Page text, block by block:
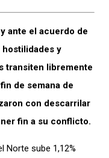
ante el acuerdo de
hostilidades y
transiten libremente
de semana de
con descarrilar
fin a su conflicto.
Norte sube 1,12%